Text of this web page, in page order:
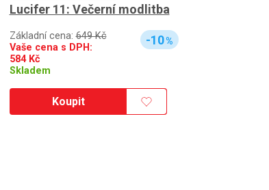
Lucifer 11: Večerní modlitba
Základní cena:649 Kč
Vaše cena s DPH:
584Kč
Skladem
-10%
Koupit